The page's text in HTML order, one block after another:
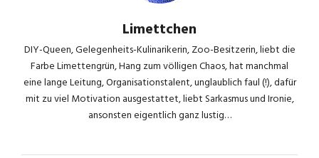
Limettchen
DIY-Queen, Gelegenheits-Kulinarikerin, Zoo-Besitzerin, liebt die
Farbe Limettengrün, Hang zum völligen Chaos, hat manchmal
eine lange Leitung, Organisationstalent, unglaublich faul (!), dafür
mit zu viel Motivation ausgestattet, liebt Sarkasmus und Ironie,
ansonsten eigentlich ganz lustig…